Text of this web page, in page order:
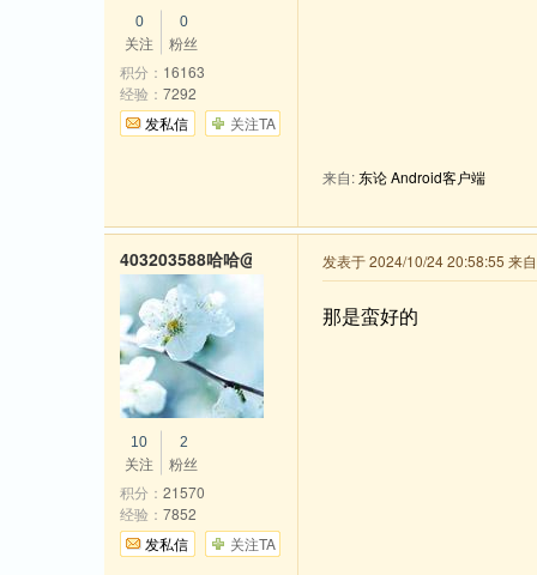
来自:东论 Android客户端
0
关注
0
粉丝
积分： 16163
经验： 7292
发私信
关注TA
发表于 2024/10/24 20:58:55 来
那是蛮好的
403203588哈哈@qq
10
关注
2
粉丝
积分： 21570
经验： 7852
发私信
关注TA